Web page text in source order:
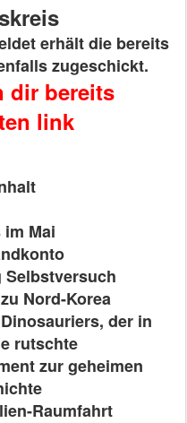
erhält die bereits
zugeschickt.
dir bereits
link
Mai
Nord-Korea
der in
rutschte
zur geheimen
Raumfahrt